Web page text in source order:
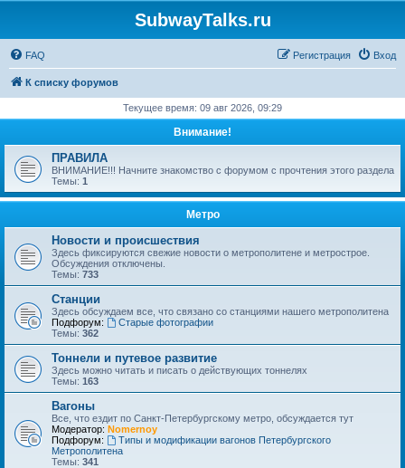
SubwayTalks.ru
FAQ Вход
Регистрация
К списку форумов
Текущее время: 09 авг 2026, 09:29
Внимание!
ПРАВИЛА
ВНИМАНИЕ!!! Начните знакомство с форумом с прочтения этого раздела
Темы: 1
Метро
Новости и происшествия
Здесь фиксируются свежие новости о метрополитене и метрострое.
Обсуждения отключены.
Темы: 733
Станции
Здесь обсуждаем все, что связано со станциями нашего метрополитена
Подфорум:
Старые фотографии
Темы: 362
Тоннели и путевое развитие
Здесь можно читать и писать о действующих тоннелях
Темы: 163
Вагоны
Все, что ездит по Санкт-Петербургскому метро, обсуждается тут
Модератор: Nomernoy
Подфорум:
Типы и модификации вагонов Петербургского
Метрополитена
Темы: 341